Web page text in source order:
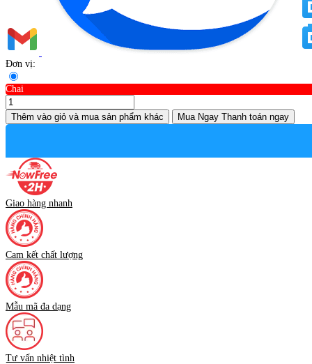
Đơn vị:
Chai
Thêm vào giỏ và mua sản phẩm khác Mua Ngay Thanh toán ngay
Giao hàng nhanh
Cam kết chất lượng
Mẫu mã đa dạng
Tư vấn nhiệt tình